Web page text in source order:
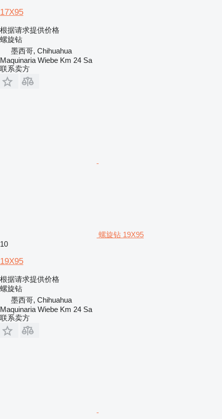
17X95
根据请求提供价格
螺旋钻
墨西哥, Chihuahua
Maquinaria Wiebe Km 24 Sa
联系卖方
螺旋钻 19X95
10
19X95
根据请求提供价格
螺旋钻
墨西哥, Chihuahua
Maquinaria Wiebe Km 24 Sa
联系卖方